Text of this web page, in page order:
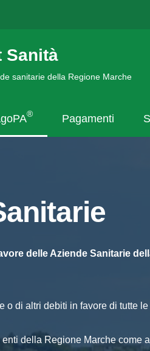
Sanità
sanitarie della Regione Marche
® Pagamenti
delle Aziende Sanitarie
o di altri debiti in favore di tutte
della Regione Marche come